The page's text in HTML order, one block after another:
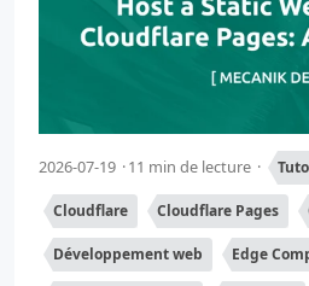
2026-07-19 11 min de lecture
Cloudflare Cloudflare Pages
Développement web Edge